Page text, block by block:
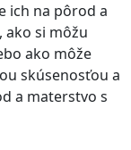
ich na pôrod a
ako si môžu
ako môže
skúsenosťou a
a materstvo s